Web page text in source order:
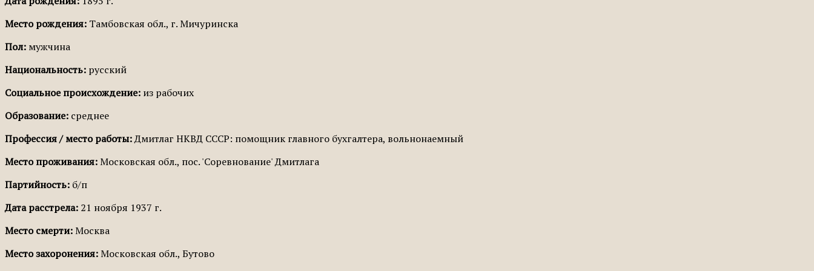
Место рождения: Тамбовская обл., г. Мичуринска
Пол: мужчина
Национальность: русский
Социальное происхождение: из рабочих
Образование: среднее
Профессия / место работы:Дмитлаг НКВД СССР: помощник главного бухгалтера, вольнонаемный
Место проживания:Московская обл., пос. 'Соревнование' Дмитлага
Партийность: б/п
Дата расстрела: 21 ноября 1937 г.
Место смерти:Москва
Место захоронения:Московская обл., Бутово